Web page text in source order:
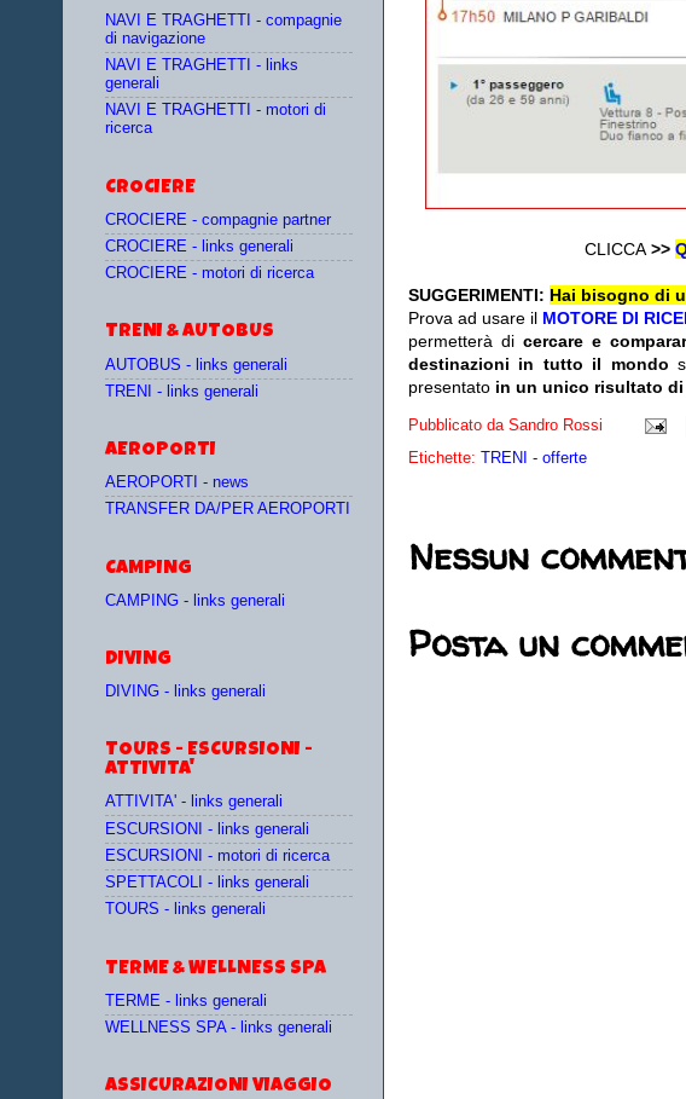
CLICCA >>
SUGGERIMENTI: Hai bisogno di
Prova ad usare il MOTORE DI
permetterà dicercare e
destinazioni in tutto il mondo
presentato in un unico risultato di
Pubblicato da Sandro Rossi
Etichette: TRENI - offerte
Nessun
Posta un
NAVI E TRAGHETTI - compagnie
di navigazione
NAVI E TRAGHETTI - links
generali
NAVI E TRAGHETTI - motori di
ricerca
CROCIERE
CROCIERE - compagnie partner
CROCIERE - links generali
CROCIERE - motori di ricerca
TRENI & AUTOBUS
AUTOBUS - links generali
TRENI - links generali
AEROPORTI
AEROPORTI - news
TRANSFER DA/PER AEROPORTI
CAMPING
CAMPING - links generali
DIVING
DIVING - links generali
TOURS - ESCURSIONI -
ATTIVITA'
ATTIVITA' - links generali
ESCURSIONI - links generali
ESCURSIONI - motori di ricerca
SPETTACOLI - links generali
TOURS - links generali
TERME & WELLNESS SPA
TERME - links generali
WELLNESS SPA - links generali
ASSICURAZIONI VIAGGIO